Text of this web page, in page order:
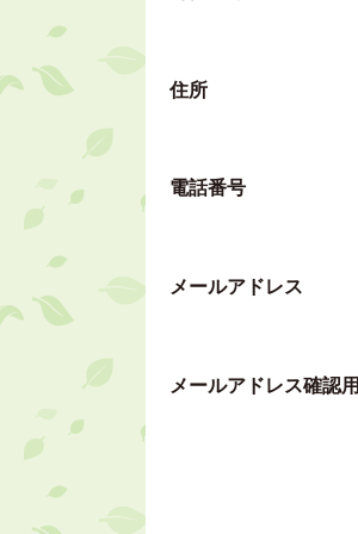
住所
電話番号
メールアドレス
メールアドレス確認用